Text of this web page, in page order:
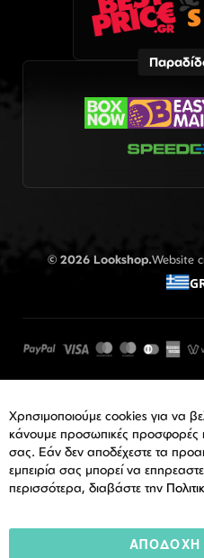
© 2026 Lookshop.Website
Χρησιμοποιούμε cookies για να
κάνουμε προσωπικές προσφορές
σας. Εάν δεν αποδέχεστε τα
εμπειρία σας μπορεί να
περισσότερα, διαβάστε την
ΑΠΟΔΟΧΉ